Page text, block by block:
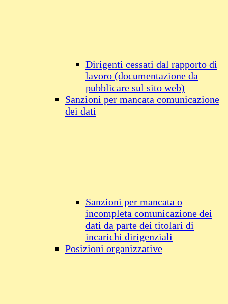
Dirigenti cessati dal rapporto di
lavoro (documentazione da
pubblicare sul sito web)
Sanzioni per mancata comunicazione
dei dati
Sanzioni per mancata o
incompleta comunicazione dei
dati da parte dei titolari di
incarichi dirigenziali
Posizioni organizzative